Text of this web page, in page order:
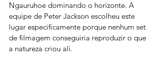
Ngauruhoe dominando o horizonte. A
equipe de Peter Jackson escolheu este
lugar especificamente porque nenhum set
de filmagem conseguiria reproduzir o que
a natureza criou ali.